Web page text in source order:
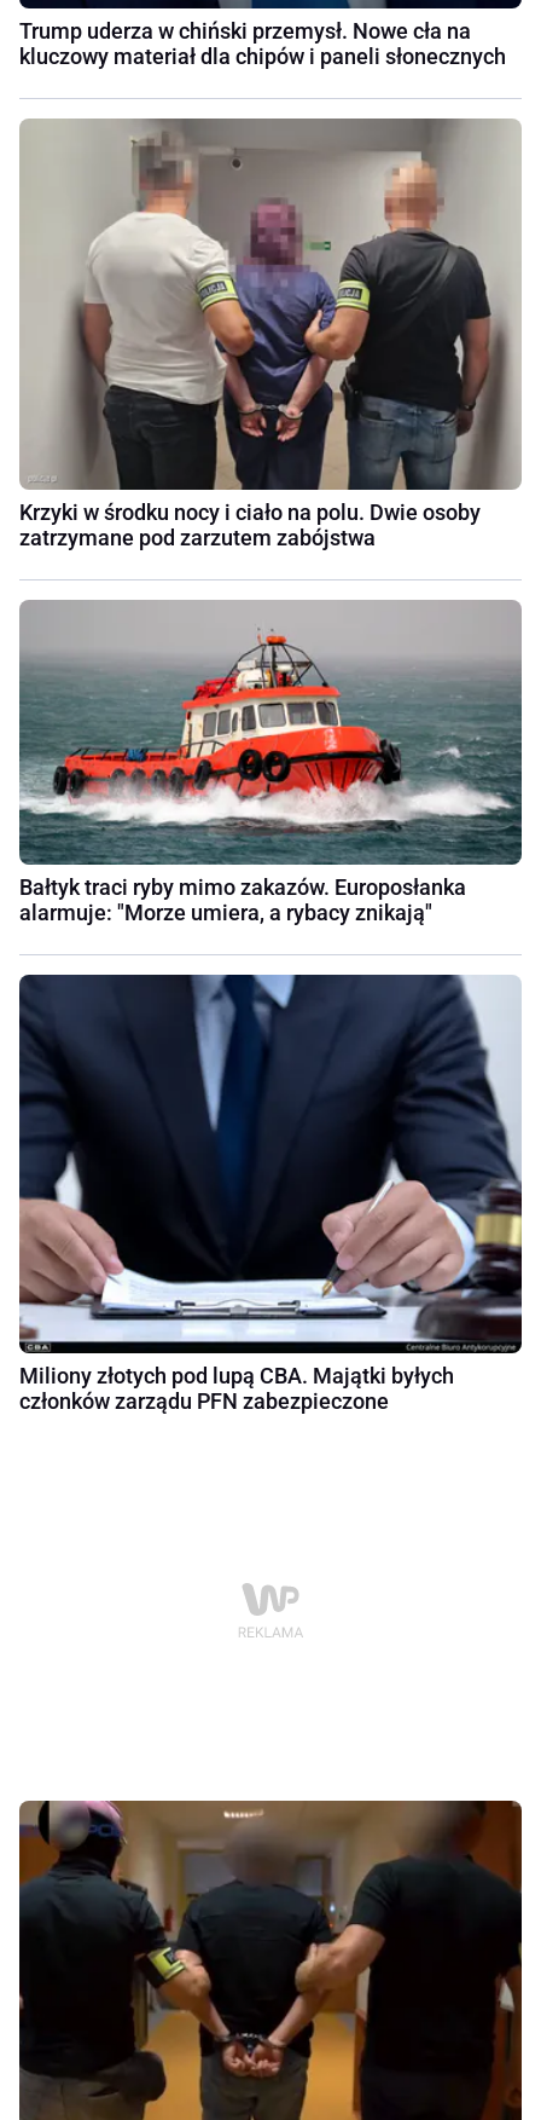
Trump uderza w chiński przemysł. Nowe cła na
kluczowy materiał dla chipów i paneli słonecznych
Krzyki w środku nocy i ciało na polu. Dwie osoby
zatrzymane pod zarzutem zabójstwa
Bałtyk traci ryby mimo zakazów. Europosłanka
alarmuje: "Morze umiera, a rybacy znikają"
Miliony złotych pod lupą CBA. Majątki byłych
członków zarządu PFN zabezpieczone